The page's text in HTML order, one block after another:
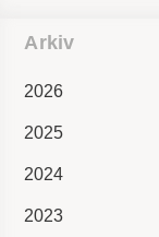
Arkiv
2026
2025
2024
2023